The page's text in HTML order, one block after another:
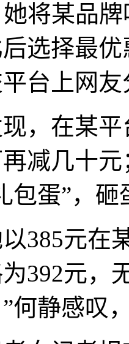
某品牌
选择最
台上网
在某平
减几十
包蛋”，
元在某
392元，
何静感叹